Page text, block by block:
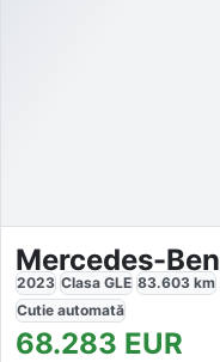
Mercedes-
2023 Clasa GLE 83.603 km
Cutie automată
68.283 EUR